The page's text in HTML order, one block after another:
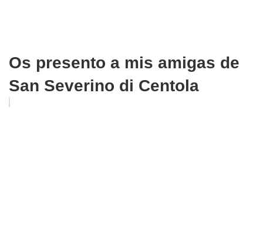
Os presento a mis amigas de
San Severino di Centola